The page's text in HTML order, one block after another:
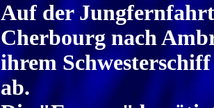
Auf der
Cherbourg nach
ihrem
ab.